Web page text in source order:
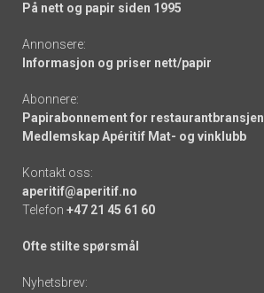
På nett og papir siden 1995
Annonsere:
Informasjon og priser nett/papir
Abonnere:
Papirabonnement for restaurantbransjen
Medlemskap Apéritif Mat- og vinklubb
Kontakt oss:
aperitif@aperitif.no
Telefon +47 21 45 61 60
Ofte stilte spørsmål
Nyhetsbrev: